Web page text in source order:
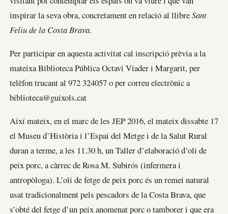
inspirar la seva obra, concretament en relació al llibreSant
Feliu de la Costa Brava.
Per participar en aquesta activitat cal inscripció prèvia a la
mateixa Biblioteca Pública Octavi Viader i Margarit, per
telèfon trucant al 972 324057 o per correu electrònic a
biblioteca@guixols.cat
Així mateix, en el marc de les JEP 2016, el mateix dissabte 17
el Museu d’Història i l’Espai del Metge i de la Salut Rural
duran a terme, a les 11.30 h, un Taller d’elaboració d’oli de
peix porc, a càrrec de Rosa M. Subirós (infermera i
antropòloga). L’oli de fetge de peix porc és un remei natural
usat tradicionalment pels pescadors de la Costa Brava, que
s’obté del fetge d’un peix anomenat porc o tamborer i que era